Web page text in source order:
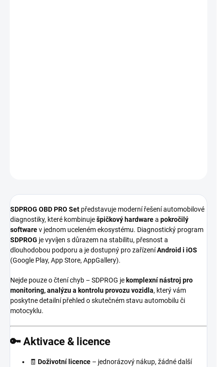
SDPROG OBD PRO Set představuje moderní řešení automobilové
diagnostiky, které kombinuješpičkový hardwarea pokročilý
softwarev jednom uceleném ekosystému. Diagnostický program
SDPROG je vyvíjen s důrazem na stabilitu, přesnost a
dlouhodobou podporu a je dostupný pro zařízeníAndroid i iOS
(Google Play, App Store, AppGallery).
Nejde pouze o čtení chyb – SDPROG je komplexní nástroj pro
monitoring, analýzu a kontrolu provozu vozidla, který vám
poskytne detailní přehled o skutečném stavu automobilu či
motocyklu.
🔑 Aktivace & licence
🧾 Doživotní licence – jednorázový nákup, žádné další